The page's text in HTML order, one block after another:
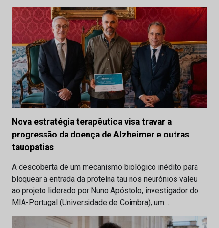
Nova estratégia terapêutica visa travar a
progressão da doença de Alzheimer e outras
tauopatias
A descoberta de um mecanismo biológico inédito para
bloquear a entrada da proteína tau nos neurónios valeu
ao projeto liderado por Nuno Apóstolo, investigador do
MIA-Portugal (Universidade de Coimbra), um…